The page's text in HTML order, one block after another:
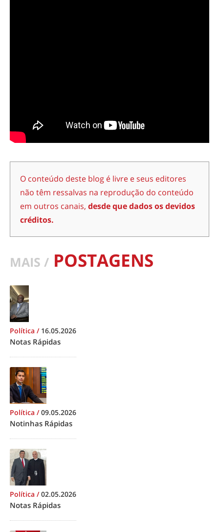
O conteúdo deste blog é livre e seus editores
não têm ressalvas na reprodução do conteúdo
em outros canais, desde que dados os devidos
créditos.
MAIS / POSTAGENS
Política / 16.05.2026
Notas Rápidas
Política /09.05.2026
Notinhas Rápidas
Política /02.05.2026
Notas Rápidas